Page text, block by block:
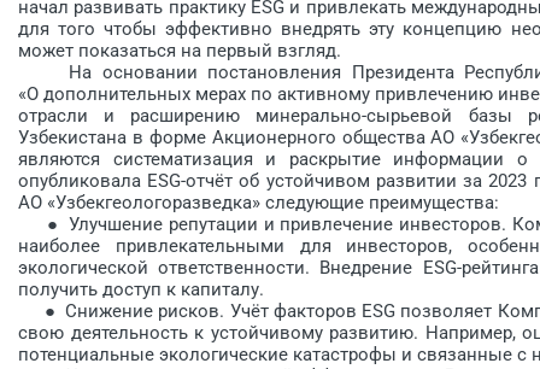
начал развивать практику ESG и привлекать
для того чтобы эффективно внедрять эту концепцию
может показаться на первый взгляд.
На основании постановления Президента
«О дополнительных мерах по активному привлечению
отрасли и расширению минерально-сырьевой базы
Узбекистана в форме Акционерного общества АО
являются систематизация и раскрытие информации о
опубликовала ESG-отчёт об устойчивом развитии за
АО «Узбекгеологоразведка» следующие преимущества:
● Улучшение репутации и привлечение инвесторов.
наиболее привлекательными для инвесторов,
экологической ответственности. Внедрение ESG-
получить доступ к капиталу.
● Снижение рисков. Учёт факторов ESG позволяет
свою деятельность к устойчивому развитию. Например,
потенциальные экологические катастрофы и связанные